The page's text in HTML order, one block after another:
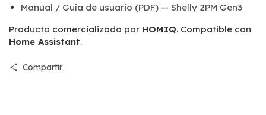
Manual / Guía de usuario (PDF) — Shelly 2PM Gen3
Producto comercializado por HOMIQ. Compatible con
Home Assistant.
Compartir